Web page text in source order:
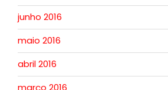
junho 2016
maio 2016
abril 2016